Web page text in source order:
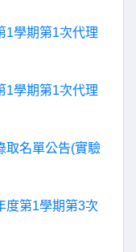
1學期第1次代理
1學期第1次代理
取名單公告(實驗
度第1學期第3次